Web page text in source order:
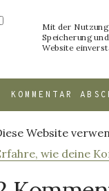
Mit der
Speicherung
Website
Website
wie deine